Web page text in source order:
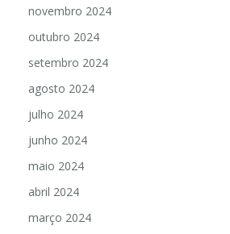
novembro 2024
outubro 2024
setembro 2024
agosto 2024
julho 2024
junho 2024
maio 2024
abril 2024
março 2024